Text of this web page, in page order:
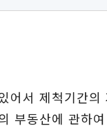
어서 제척기간
부동산에 관하